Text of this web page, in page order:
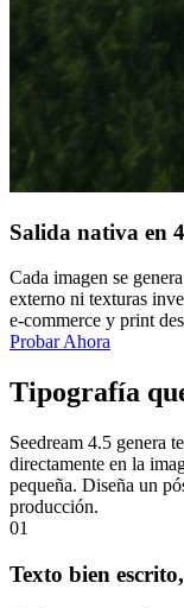
Salida nativa en
Cada imagen se
externo ni texturas
e‑commerce y print
Probar Ahora
Tipografía
Seedream 4.5 genera
directamente en la
pequeña. Diseña un
producción.
01
Texto bien